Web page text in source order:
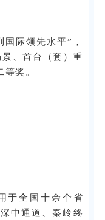
际领先水平”，
、首台（套）重
奖。
于全国十余个省
中通道、秦岭终